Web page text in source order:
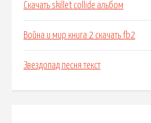
Скачать skillet collide альбом
Война и мир книга 2 скачать fb2
Звездопад песня текст